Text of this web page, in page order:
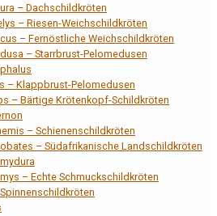
– Dachschildkröten
– Riesen-Weichschildkröten
– Fernöstliche Weichschildkröten
– Starrbrust-Pelomedusen
– Klappbrust-Pelomedusen
– Bärtige Krötenkopf-Schildkröten
– Schienenschildkröten
– Südafrikanische Landschildkröten
– Echte Schmuckschildkröten